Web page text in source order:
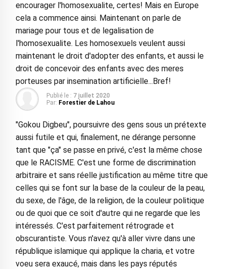
encourager l'homosexualite, certes! Mais en Europe
cela a commence ainsi. Maintenant on parle de
mariage pour tous et de legalisation de
l'homosexualite. Les homosexuels veulent aussi
maintenant le droit d'adopter des enfants, et aussi le
droit de concevoir des enfants avec des meres
porteuses par insemination artificielle...Bref!
Publié le : 7 juillet 2020
Par: Forestier de Lahou
"Gokou Digbeu", poursuivre des gens sous un prétexte
aussi futile et qui, finalement, ne dérange personne
tant que "ça" se passe en privé, c'est la même chose
que le RACISME. C'est une forme de discrimination
arbitraire et sans réelle justification au même titre que
celles qui se font sur la base de la couleur de la peau,
du sexe, de l'âge, de la religion, de la couleur politique
ou de quoi que ce soit d'autre qui ne regarde que les
intéressés. C'est parfaitement rétrograde et
obscurantiste. Vous n'avez qu'à aller vivre dans une
république islamique qui applique la charia, et votre
voeu sera exaucé, mais dans les pays réputés